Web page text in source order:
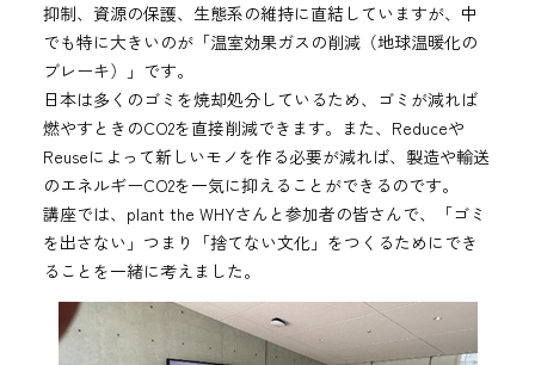
抑制、資源の保護、生態系の維持に直結していますが、中
でも特に大きいのが「温室効果ガスの削減（地球温暖化の
ブレーキ）」です。
日本は多くのゴミを焼却処分しているため、ゴミが減れば
燃やすときのCO2を直接削減できます。また、Reduceや
Reuseによって新しいモノを作る必要が減れば、製造や輸送
のエネルギーCO2を一気に抑えることができるのです。
講座では、plant the WHYさんと参加者の皆さんで、「ゴミ
を出さない」つまり「捨てない文化」をつくるためにでき
ることを一緒に考えました。